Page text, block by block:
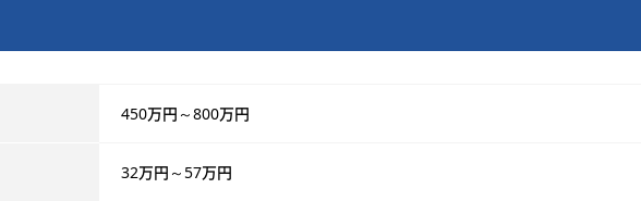
450万円～800万円
32万円～57万円